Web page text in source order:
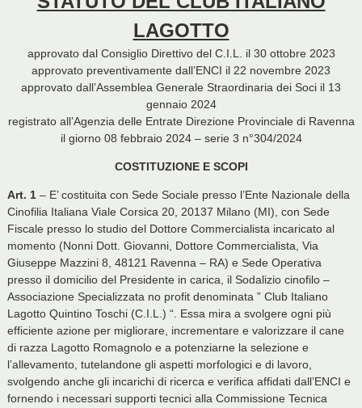
LAGOTTO
approvato dal Consiglio Direttivo del C.I.L. il 30 ottobre 2023
approvato preventivamente dall’ENCI il 22 novembre 2023
approvato dall’Assemblea Generale Straordinaria dei Soci il 13
gennaio 2024
registrato all’Agenzia delle Entrate Direzione Provinciale di Ravenna
il giorno 08 febbraio 2024 – serie 3 n°304/2024
COSTITUZIONE E SCOPI
Art. 1– E’ costituita con Sede Sociale presso l’Ente Nazionale della
Cinofilia Italiana Viale Corsica 20, 20137 Milano (MI), con Sede
Fiscale presso lo studio del Dottore Commercialista incaricato al
momento (Nonni Dott. Giovanni, Dottore Commercialista, Via
Giuseppe Mazzini 8, 48121 Ravenna – RA) e Sede Operativa
presso il domicilio del Presidente in carica, il Sodalizio cinofilo –
Associazione Specializzata no profit denominata ” Club Italiano
Lagotto Quintino Toschi (C.I.L.) “. Essa mira a svolgere ogni più
efficiente azione per migliorare, incrementare e valorizzare il cane
di razza Lagotto Romagnolo e a potenziarne la selezione e
l’allevamento, tutelandone gli aspetti morfologici e di lavoro,
svolgendo anche gli incarichi di ricerca e verifica affidati dall’ENCI e
fornendo i necessari supporti tecnici alla Commissione Tecnica